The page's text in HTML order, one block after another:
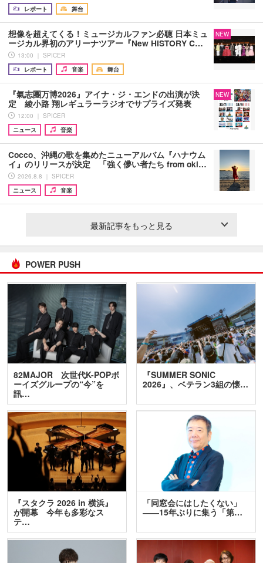
レポート
舞台
想像を超えてくる！ミュージカルファン必聴 日本ミュ
ージカル界初のアリーナツアー『New HISTORY C…
13:00 ｜ SPICER
レポート
音楽 舞台
NEW
『氣志團万博2026』アイナ・ジ・エンドの出演が決
定 綾小路 翔レギュラーラジオでサプライズ発表
12:00 ｜ SPICER
ニュース
音楽
NEW
Cocco、沖縄の歌を集めたニューアルバム『ハナウム
イ』のリリースが決定 「強く儚い者たち from oki…
2026.8.8 ｜ SPICER
ニュース
音楽
最新記事をもっと見る
POWER PUSH
82MAJOR 次世代K-POPボ
ーイズグループの“今”を
訊…
『SUMMER SONIC
2026』、ベテラン3組の懐…
『スタクラ 2026 in 横浜』
が開幕 今年も多彩なス
テ…
「同窓会にはしたくない」
――15年ぶりに集う「第…